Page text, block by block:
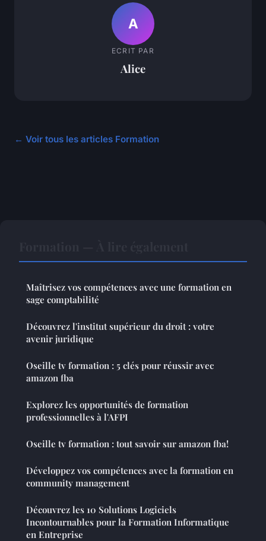
A
ECRIT PAR
Alice
← Voir tous les articles Formation
Maîtrisez vos compétences avec une formation en
sage comptabilité
Découvrez l'institut supérieur du droit : votre
avenir juridique
Oseille tv formation : 5 clés pour réussir avec
amazon fba
Explorez les opportunités de formation
professionnelles à l'AFPI
Oseille tv formation : tout savoir sur amazon fba!
Développez vos compétences avec la formation en
community management
Découvrez les 10 Solutions Logiciels
Incontournables pour la Formation Informatique
en Entreprise